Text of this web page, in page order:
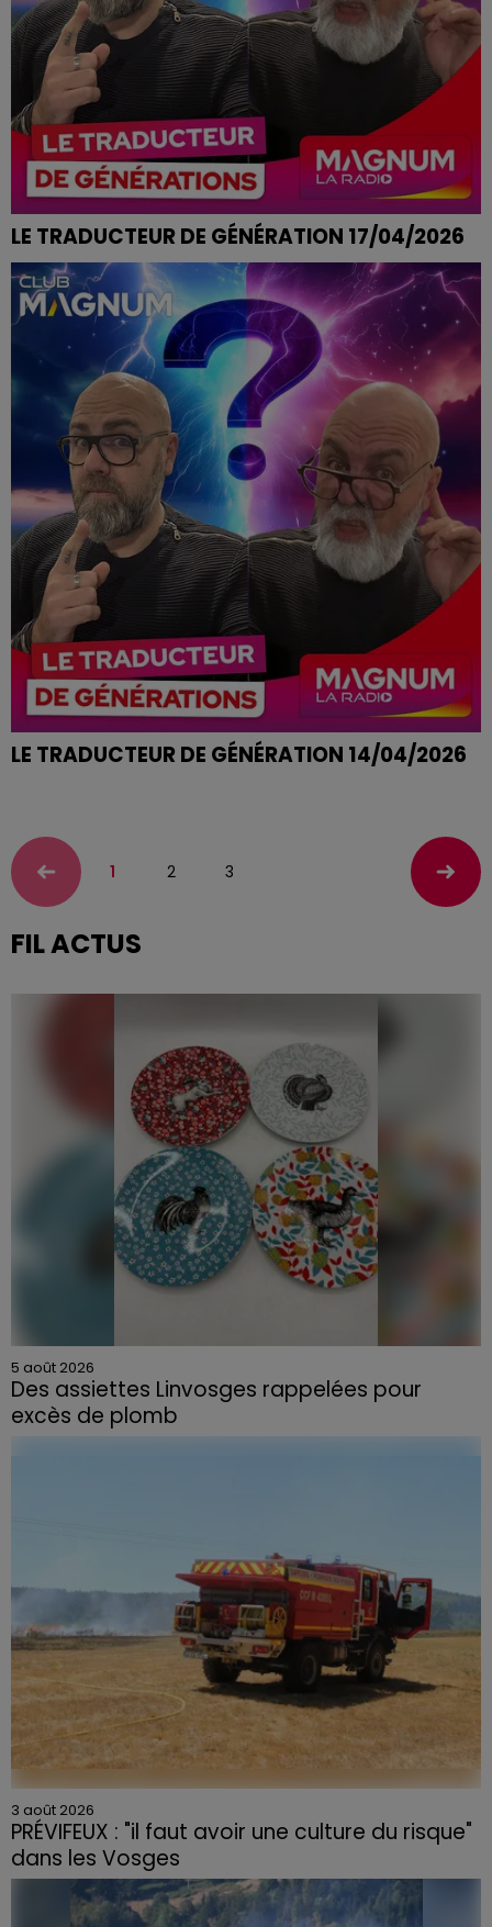
LE TRADUCTEUR DE GÉNÉRATION 17/04/2026
FAIRE LA SOURDE OREILLE
LE TRADUCTEUR DE GÉNÉRATION 14/04/2026
1 2 3
FIL ACTUS
5 août 2026
Des assiettes Linvosges rappelées pour
excès de plomb
3 août 2026
PRÉVIFEUX : "il faut avoir une culture du risque"
dans les Vosges